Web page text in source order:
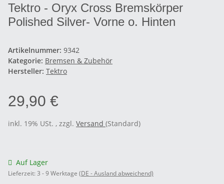
Tektro - Oryx Cross Bremskörper
Polished Silver- Vorne o. Hinten
Artikelnummer: 9342
Kategorie: Bremsen & Zubehör
Hersteller: Tektro
29,90 €
inkl. 19% USt. , zzgl. Versand (Standard)
Auf Lager
Lieferzeit: 3 - 9 Werktage (DE - Ausland abweichend)